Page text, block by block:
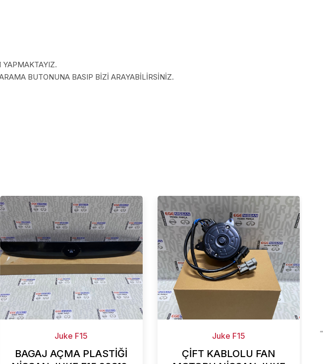
YAPMAKTAYIZ.
BUTONUNA BASIP BİZİ ARAYABİLİRSİNİZ.
Juke F15
BAGAJ AÇMA PLASTİĞİ
Juke F15
ÇİFT KABLOLU FAN